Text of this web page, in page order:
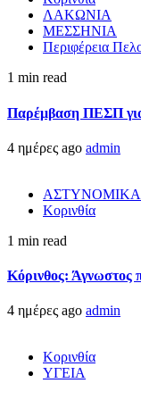
ΛΑΚΩΝΙΑ
ΜΕΣΣΗΝΙΑ
Περιφέρεια
1 min read
Παρέμβαση ΠΕΣΠ
4 ημέρες ago admin
ΑΣΤΥΝΟΜΙΚΑ
Κορινθία
1 min read
Κόρινθος: Άγνωστος
4 ημέρες ago admin
Κορινθία
ΥΓΕΙΑ